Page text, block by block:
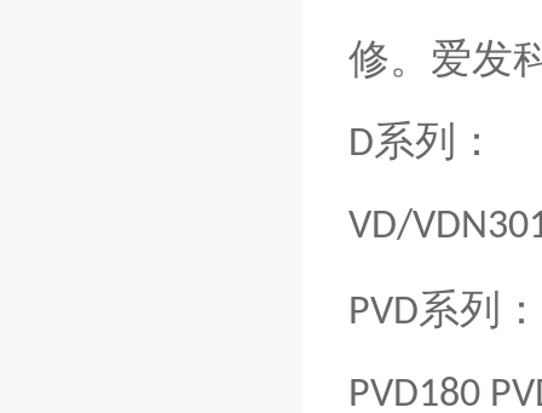
修。爱发
D系列：
VD/
PVD系列：
PVD180